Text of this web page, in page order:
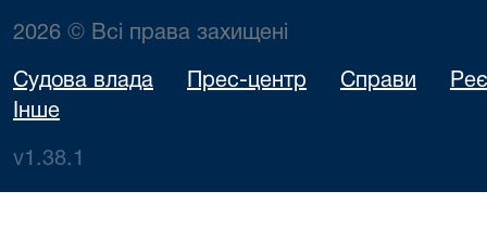
2026 © Всі права захищені
Судова влада Прес-центр Справи
Інше
v1.38.1